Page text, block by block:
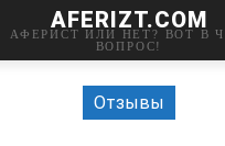
AFERIZT.COM
АФЕРИСТ ИЛИ НЕТ? ВОТ В
ВОПРОС!
Отзывы